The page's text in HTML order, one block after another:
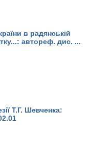
в радянській
автореф. дис. ...
Т.Г. Шевченка: